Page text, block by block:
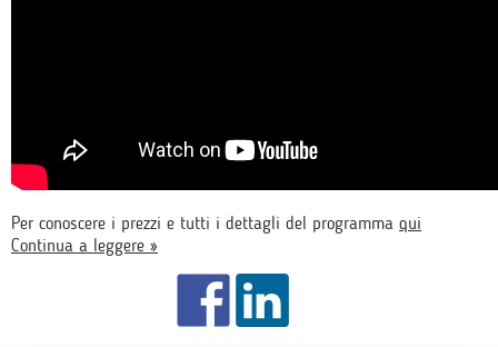
Per conoscere i prezzi e tutti i dettagli del programma qui
Continua a leggere »